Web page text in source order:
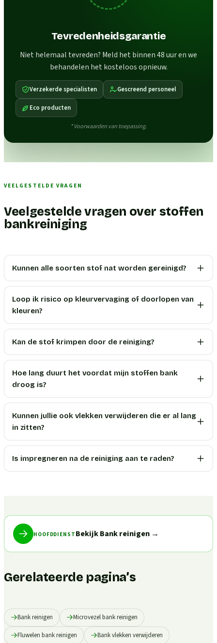
Tevredenheidsgarantie
Niet helemaal tevreden? Meld het binnen 48 uur en we
behandelen het kosteloos opnieuw.
Verzekerde specialisten Gescreend personeel
Eco producten
* Voorwaarden van toepassing.
VEELGESTELDE VRAGEN
Veelgestelde vragen over stoffen
bankreiniging
Kunnen alle soorten stof nat worden gereinigd?
Loop ik risico op kleurvervaging of doorlopen van
kleuren?
Kan de stof krimpen door de reiniging?
Hoe lang duurt het voordat mijn stoffen bank
droog is?
Kunnen jullie ook vlekken verwijderen die er al lang
in zitten?
Is impregneren na de reiniging aan te raden?
HOOFDDIENST Bekijk Bank reinigen→
Gerelateerde pagina’s
Bank reinigen Microvezel bank reinigen
Fluwelen bank reinigen Bank vlekken verwijderen